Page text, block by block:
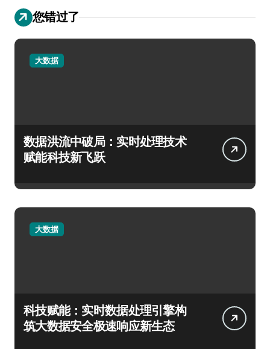
您错过了
大数据
数据洪流中破局：实时处理技术
赋能科技新飞跃
大数据
科技赋能：实时数据处理引擎构
筑大数据安全极速响应新生态